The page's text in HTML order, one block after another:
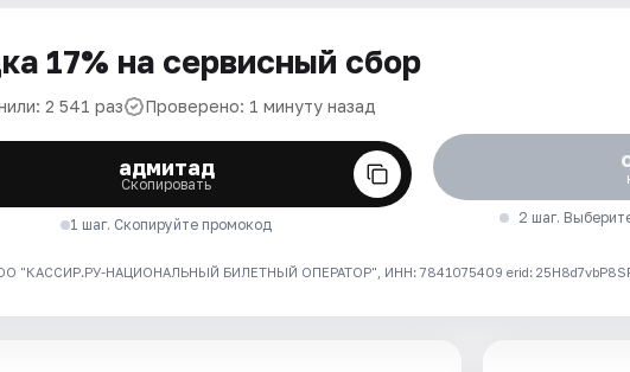
17% на сервисный сбор
2 541 раз Проверено: 1 минуту назад
адмитад
Скопировать
1 шаг. Скопируйте промокод
2 шаг.
"КАССИР.РУ-НАЦИОНАЛЬНЫЙ БИЛЕТНЫЙ ОПЕРАТОР", ИНН: 7841075409 erid: